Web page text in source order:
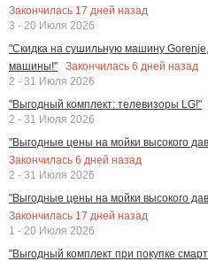
Закончилась 17 дней назад
3 - 20 Июля 2026
"Скидка на сушильную машину
машины!"
Закончилась 6 дней назад
2 - 31 Июля 2026
"Выгодный комплект: телевизоры LG!"
2 - 31 Июля 2026
"Выгодные цены на мойки высокого
Закончилась 6 дней назад
2 - 31 Июля 2026
"Выгодные цены на мойки высокого
Закончилась 17 дней назад
1 - 20 Июля 2026
"Выгодный комплект при покупке